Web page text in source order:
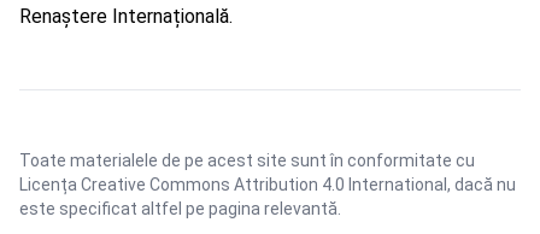
Renaștere Internațională.
Toate materialele de pe acest site sunt în conformitate cu
Licența Creative Commons Attribution 4.0 International , dacă nu
este specificat altfel pe pagina relevantă.